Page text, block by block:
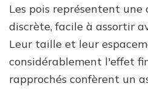
Les pois représentent
discrète, facile à assortir
Leur taille et leur
considérablement l'effet
rapprochés confèrent un